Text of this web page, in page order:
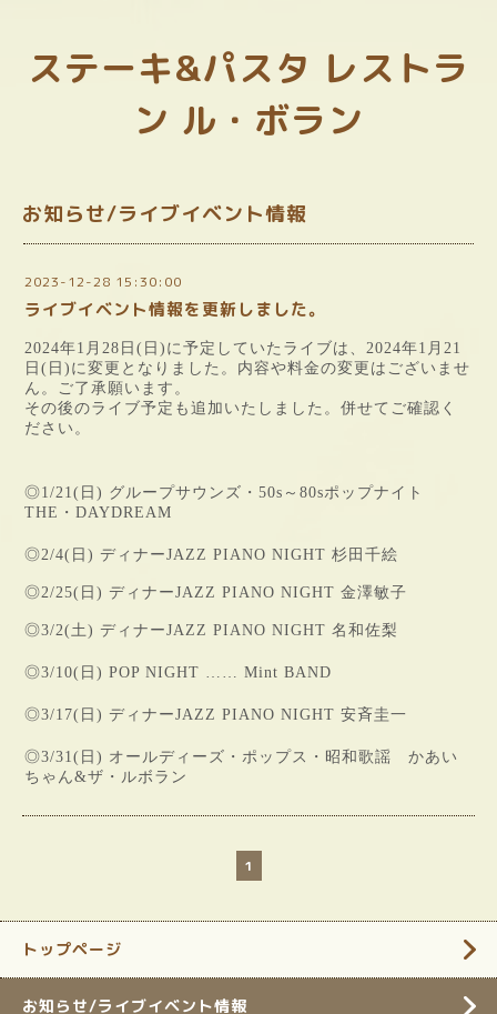
ステーキ&パスタ レストラ
ン ル・ボラン
お知らせ/ライブイベント情報
2023-12-28 15:30:00
ライブイベント情報を更新しました。
2024年1月28日(日)に予定していたライブは、2024年1月21
日(日)に変更となりました。 内容や料金の変更はございませ
ん。ご了承願います。
その後のライブ予定も追加いたしました。併せてご確認く
ださい。
◎1/21(日) グループサウンズ・50s～80sポップナイト
THE・DAYDREAM
◎2/4(日) ディナーJAZZ PIANO NIGHT 杉田千絵
◎2/25(日) ディナーJAZZ PIANO NIGHT 金澤敏子
◎3/2(土) ディナーJAZZ PIANO NIGHT 名和佐梨
◎3/10(日) POP NIGHT …… Mint BAND
◎3/17(日) ディナーJAZZ PIANO NIGHT 安斉圭一
◎3/31(日) オールディーズ・ポップス・昭和歌謡 かあい
ちゃん&ザ・ルボラン
1
トップページ
お知らせ/ライブイベント情報